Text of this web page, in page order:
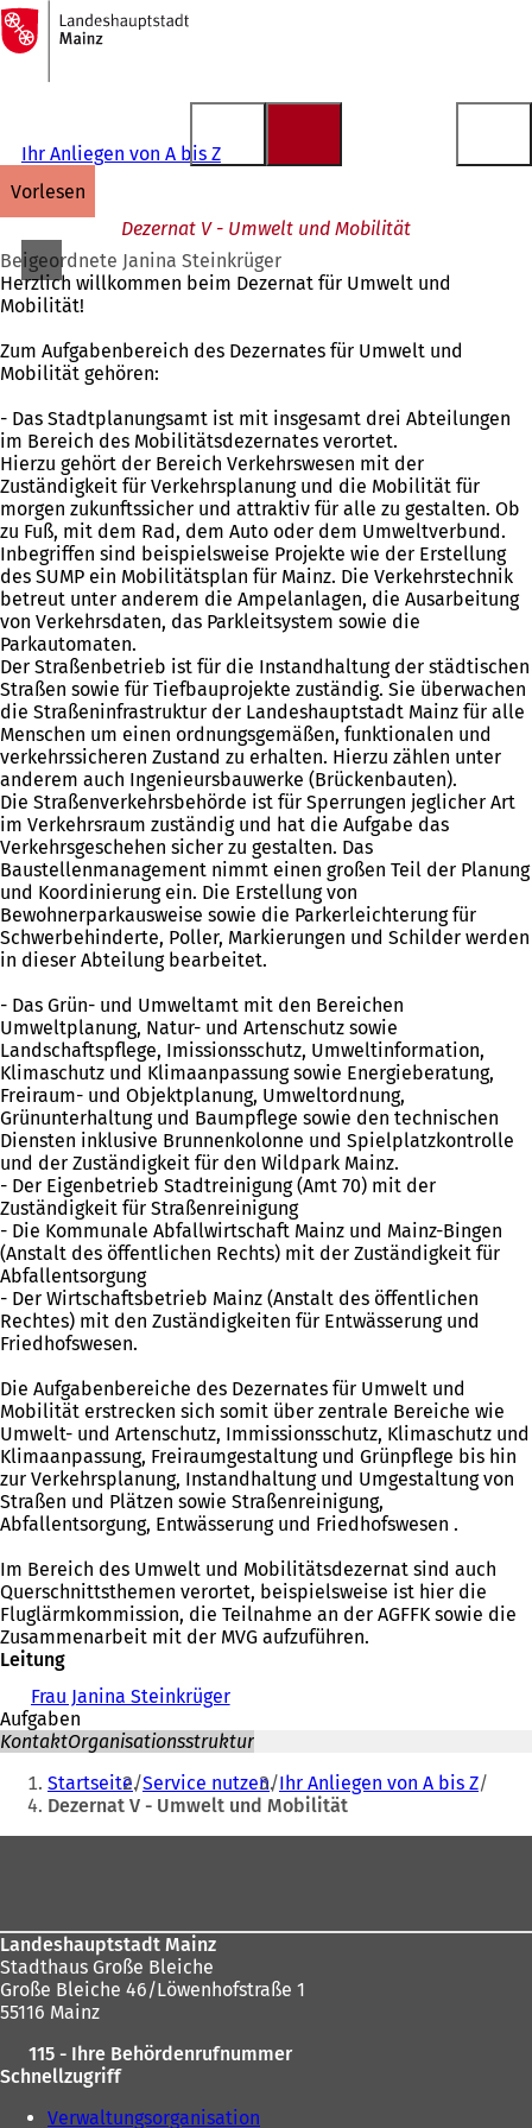
Inhalt anspringen
Zur
Startseite
Ihr Anliegen von A bis Z
vorlesen
Dezernat V - Umwelt und Mobilität
Beigeordnete Janina Steinkrüger
Herzlich willkommen beim Dezernat für Umwelt und
Mobilität!
Zum Aufgabenbereich des Dezernates für Umwelt und
Mobilität gehören:
- Das Stadtplanungsamt ist mit insgesamt drei Abteilungen
im Bereich des Mobilitätsdezernates verortet.
Hierzu gehört der Bereich Verkehrswesen mit der
Zuständigkeit für Verkehrsplanung und die Mobilität für
morgen zukunftssicher und attraktiv für alle zu gestalten. Ob
zu Fuß, mit dem Rad, dem Auto oder dem Umweltverbund.
Inbegriffen sind beispielsweise Projekte wie der Erstellung
des SUMP ein Mobilitätsplan für Mainz. Die Verkehrstechnik
betreut unter anderem die Ampelanlagen, die Ausarbeitung
von Verkehrsdaten, das Parkleitsystem sowie die
Parkautomaten.
Der Straßenbetrieb ist für die Instandhaltung der städtischen
Straßen sowie für Tiefbauprojekte zuständig. Sie überwachen
die Straßeninfrastruktur der Landeshauptstadt Mainz für alle
Menschen um einen ordnungsgemäßen, funktionalen und
verkehrssicheren Zustand zu erhalten. Hierzu zählen unter
anderem auch Ingenieursbauwerke (Brückenbauten).
Die Straßenverkehrsbehörde ist für Sperrungen jeglicher Art
im Verkehrsraum zuständig und hat die Aufgabe das
Verkehrsgeschehen sicher zu gestalten. Das
Baustellenmanagement nimmt einen großen Teil der Planung
und Koordinierung ein. Die Erstellung von
Bewohnerparkausweise sowie die Parkerleichterung für
Schwerbehinderte, Poller, Markierungen und Schilder werden
in dieser Abteilung bearbeitet.
- Das Grün- und Umweltamt mit den Bereichen
Umweltplanung, Natur- und Artenschutz sowie
Landschaftspflege, Imissionsschutz, Umweltinformation,
Klimaschutz und Klimaanpassung sowie Energieberatung,
Freiraum- und Objektplanung, Umweltordnung,
Grünunterhaltung und Baumpflege sowie den technischen
Diensten inklusive Brunnenkolonne und Spielplatzkontrolle
und der Zuständigkeit für den Wildpark Mainz.
- Der Eigenbetrieb Stadtreinigung (Amt 70) mit der
Zuständigkeit für Straßenreinigung
- Die Kommunale Abfallwirtschaft Mainz und Mainz-Bingen
(Anstalt des öffentlichen Rechts) mit der Zuständigkeit für
Abfallentsorgung
- Der Wirtschaftsbetrieb Mainz (Anstalt des öffentlichen
Rechtes) mit den Zuständigkeiten für Entwässerung und
Friedhofswesen.
Die Aufgabenbereiche des Dezernates für Umwelt und
Mobilität erstrecken sich somit über zentrale Bereiche wie
Umwelt- und Artenschutz, Immissionsschutz, Klimaschutz und
Klimaanpassung, Freiraumgestaltung und Grünpflege bis hin
zur Verkehrsplanung, Instandhaltung und Umgestaltung von
Straßen und Plätzen sowie Straßenreinigung,
Abfallentsorgung, Entwässerung und Friedhofswesen .
Im Bereich des Umwelt und Mobilitätsdezernat sind auch
Querschnittsthemen verortet, beispielsweise ist hier die
Fluglärmkommission, die Teilnahme an der AGFFK sowie die
Zusammenarbeit mit der MVG aufzuführen.
Leitung
Frau Janina Steinkrüger
Aufgaben
KontaktOrganisationsstruktur
Sie
befinden
sich
Startseite Service nutzen Ihr Anliegen von A bis Z
Dezernat V - Umwelt und Mobilität
Landeshauptstadt Mainz
Stadthaus Große Bleiche
Große Bleiche 46/Löwenhofstraße 1
55116 Mainz
115 - Ihre Behördenrufnummer
Schnellzugriff
Verwaltungsorganisation